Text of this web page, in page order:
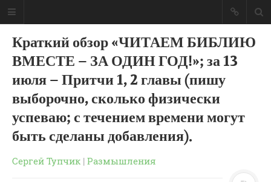
Краткий обзор «ЧИТАЕМ БИБЛИЮ
ВМЕСТЕ – ЗА ОДИН ГОД!»; за 13
июля – Притчи 1, 2 главы (пишу
выборочно, сколько физически
успеваю; с течением времени могут
быть сделаны добавления).
Сергей Тупчик | Размышления